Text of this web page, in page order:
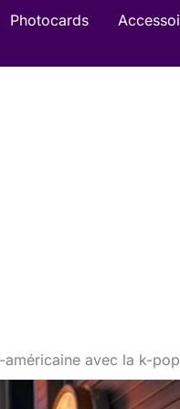
Photocards
avec la k-pop